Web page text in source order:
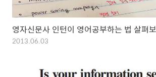
영자신문사 인턴이 영어공부하는 법 살펴
2013.06.03